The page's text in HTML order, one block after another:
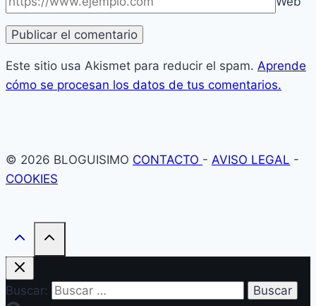
Este sitio usa Akismet para reducir el spam. Aprende
cómo se procesan los datos de tus comentarios.
© 2026 BLOGUISIMO CONTACTO - AVISO LEGAL -
COOKIES
Buscar: